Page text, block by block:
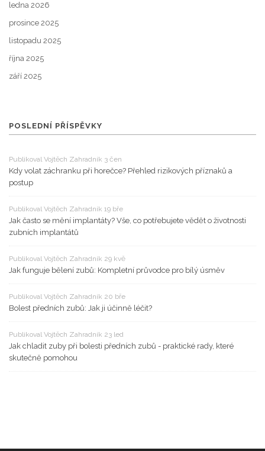
ledna 2026
prosince 2025
listopadu 2025
října 2025
září 2025
POSLEDNÍ PŘÍSPĚVKY
Publikoval Vojtěch Zahradník 3 čen
Kdy volat záchranku při horečce? Přehled rizikových příznaků a
postup
Publikoval Vojtěch Zahradník 19 bře
Jak často se mění implantáty? Vše, co potřebujete vědět o životnosti
zubních implantátů
Publikoval Vojtěch Zahradník 29 kvě
Jak funguje bělení zubů: Kompletní průvodce pro bílý úsměv
Publikoval Vojtěch Zahradník 20 bře
Bolest předních zubů: Jak ji účinně léčit?
Publikoval Vojtěch Zahradník 23 led
Jak chladit zuby při bolesti předních zubů - praktické rady, které
skutečně pomohou